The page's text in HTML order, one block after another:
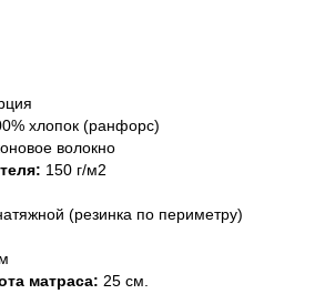
хлопок (ранфорс)
волокно
150 г/м2
(резинка по периметру)
матраса: 25 см.